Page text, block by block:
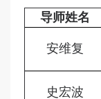
导师姓名
安维复
史宏波